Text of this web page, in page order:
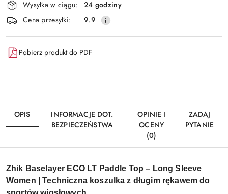
Wyślij
i
dostawa
Wysyłka w ciągu:
24 godziny
Cena przesyłki:
9.9
Pobierz produkt do PDF
OPIS
INFORMACJE DOT.
BEZPIECZEŃSTWA
OPINIE I
OCENY
(0)
ZADAJ
PYTANIE
Zhik Baselayer ECO LT Paddle Top – Long Sleeve
Women | Techniczna koszulka z długim rękawem do